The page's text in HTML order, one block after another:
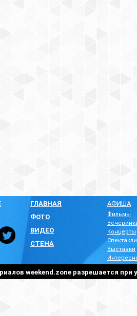
ГЛАВНАЯ
ФОТО
ВИДЕО
СТЕНА
АФИША
Фильмы
Концерты
Спектакли
Выставки
weekend.zone разрешается